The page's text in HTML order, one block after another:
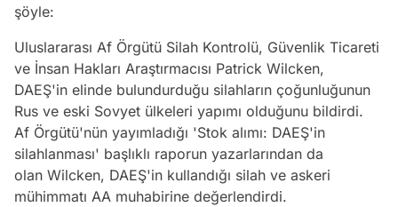
şöyle:
Uluslararası Af Örgütü Silah Kontrolü, Güvenlik Ticareti
ve İnsan Hakları Araştırmacısı Patrick Wilcken,
DAEŞ'in elinde bulundurduğu silahların çoğunluğunun
Rus ve eski Sovyet ülkeleri yapımı olduğunu bildirdi.
Af Örgütü'nün yayımladığı 'Stok alımı: DAEŞ'in
silahlanması' başlıklı raporun yazarlarından da
olan Wilcken, DAEŞ'in kullandığı silah ve askeri
mühimmatı AA muhabirine değerlendirdi.